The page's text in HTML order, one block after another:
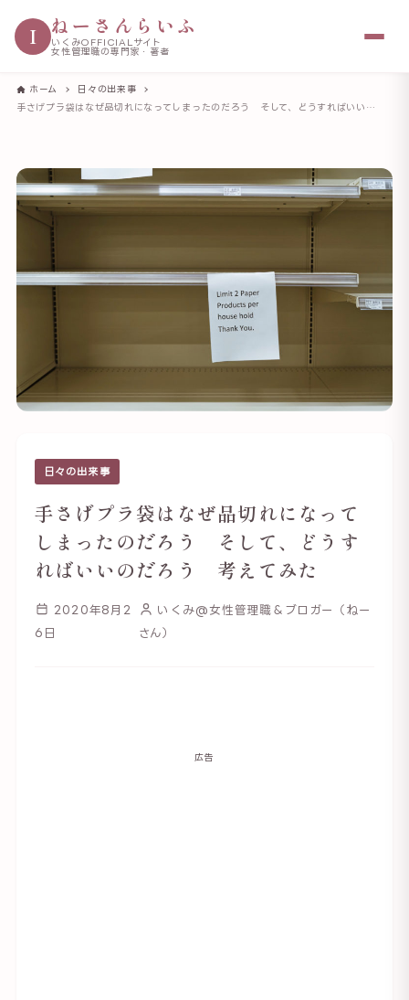
I ねーさんらいふ
いくみOFFICIALサイト
女性管理職の専門家・著者
ホーム
日々の出来事
手さげプラ袋はなぜ品切れになってしまったのだろう そして、どうすればいいのだろう 考えてみた
日々の出来事
手さげプラ袋はなぜ品切れになって
しまったのだろう そして、どうす
ればいいのだろう 考えてみた
2020年8月2
6日
いくみ@女性管理職＆ブロガー（ねー
さん）
広告